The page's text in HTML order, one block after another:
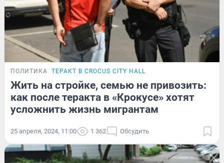
ПОЛИТИКА ТЕРАКТ В CROCUS CITY HALL
Жить на стройке, семью не привозить:
как после теракта в «Крокусе» хотят
усложнить жизнь мигрантам
25 апреля, 2024, 11:00 1 362 Обсудить